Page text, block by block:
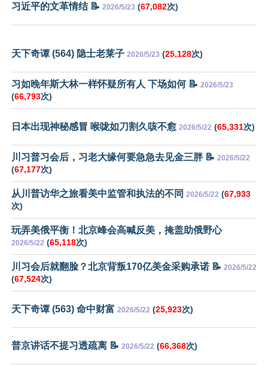
习近平的文革情结 📝 2026/5/23 (67,082次)
天下奇谭 (564) 隐士老莱子 2026/5/23 (25,128次)
习如晚年斯大林一样怀疑所有人 下场如何 📝 2026/5/23
(66,793次)
日本出现神秘感冒 喉咙如刀割久咳不愈 2026/5/22 (65,331次)
川习普习会后，习老大缘何要急急去见金三胖 📝 2026/5/22
(67,177次)
从川普访华之旅看美中监管和执法的不同 2026/5/22 (67,933
次)
玩弄美俄平衡！北京峰会高喊反美，掩盖助俄野心
2026/5/22 (65,118次)
川习会后就翻脸？北京背叛170亿美金采购承诺 📝 2026/5/22
(67,524次)
天下奇谭 (563) 命中财富 2026/5/22 (25,923次)
普京讲话不提习透疏离 📝 2026/5/22 (66,368次)